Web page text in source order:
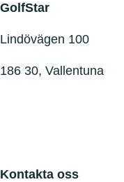
GolfStar
Lindövägen 100
186 30, Vallentuna
Kontakta oss